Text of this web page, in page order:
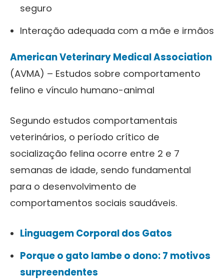
seguro
Interação adequada com a mãe e irmãos
American Veterinary Medical Association
(AVMA) – Estudos sobre comportamento
felino e vínculo humano-animal
Segundo estudos comportamentais
veterinários, o período crítico de
socialização felina ocorre entre 2 e 7
semanas de idade, sendo fundamental
para o desenvolvimento de
comportamentos sociais saudáveis.
Linguagem Corporal dos Gatos
Porque o gato lambe o dono: 7 motivos
surpreendentes